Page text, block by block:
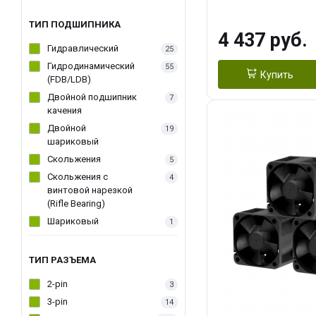
ТИП ПОДШИПНИКА
Гидравлический 25
Гидродинамический
(FDB/LDB)
55
Двойной подшипник
качения
7
Двойной
шариковый
19
Скольжения 5
Скольжения c
винтовой нарезкой
(Rifle Bearing)
4
Шариковый 1
ТИП РАЗЪЕМА
2-pin 3
3-pin 14
D：AM4、
4 437 руб.
Купить